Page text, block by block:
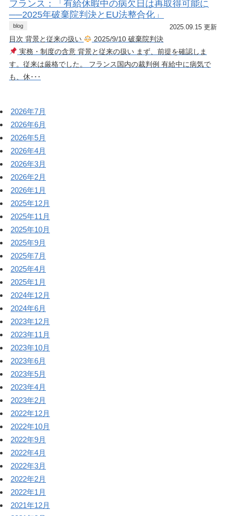
フランス：「有給休暇中の病欠日は再取得可能に
──2025年破棄院判決とEU法整合化」
blog 2025.09.15 更新
目次 背景と従来の扱い
2025/9/10 破棄院判決
実務・制度の含意 背景と従来の扱い まず、前提を確認しま
す。従来は厳格でした。 フランス国内の裁判例 有給中に病気で
も、休･･･
2026年7月
2026年6月
2026年5月
2026年4月
2026年3月
2026年2月
2026年1月
2025年12月
2025年11月
2025年10月
2025年9月
2025年7月
2025年4月
2025年1月
2024年12月
2024年6月
2023年12月
2023年11月
2023年10月
2023年6月
2023年5月
2023年4月
2023年2月
2022年12月
2022年10月
2022年9月
2022年4月
2022年3月
2022年2月
2022年1月
2021年12月